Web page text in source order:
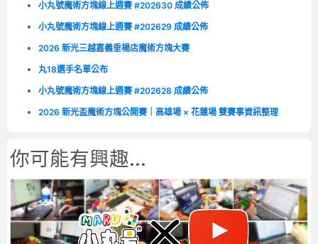
小丸號魔術方塊線上週賽 #202630 成績公佈
小丸號魔術方塊線上週賽 #202629 成績公佈
2026 新光三越嘉義垂楊店魔術方塊大賽
丸18選手名單公布
小丸號魔術方塊線上週賽 #202628 成績公佈
2026 新光盃魔術方塊公開賽｜高雄場 × 花蓮場 雙賽事資訊整理
你可能有興趣...